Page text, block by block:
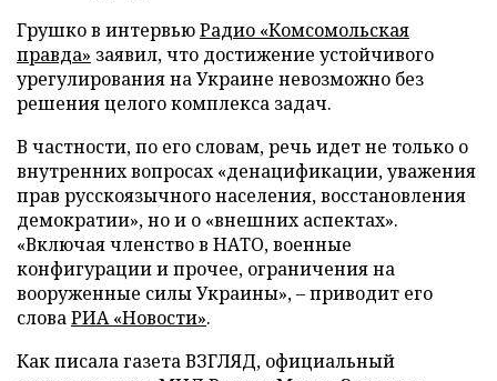
Грушко в интервьюРадио «Комсомольская
правда» заявил, что достижение устойчивого
урегулирования на Украине невозможно без
решения целого комплекса задач.
В частности, по его словам, речь идет не только о
внутренних вопросах «денацификации, уважения
прав русскоязычного населения, восстановления
демократии», но и о «внешних аспектах».
«Включая членство в НАТО, военные
конфигурации и прочее, ограничения на
вооруженные силы Украины», – приводит его
словаРИА «Новости».
Как писала газета ВЗГЛЯД, официальный